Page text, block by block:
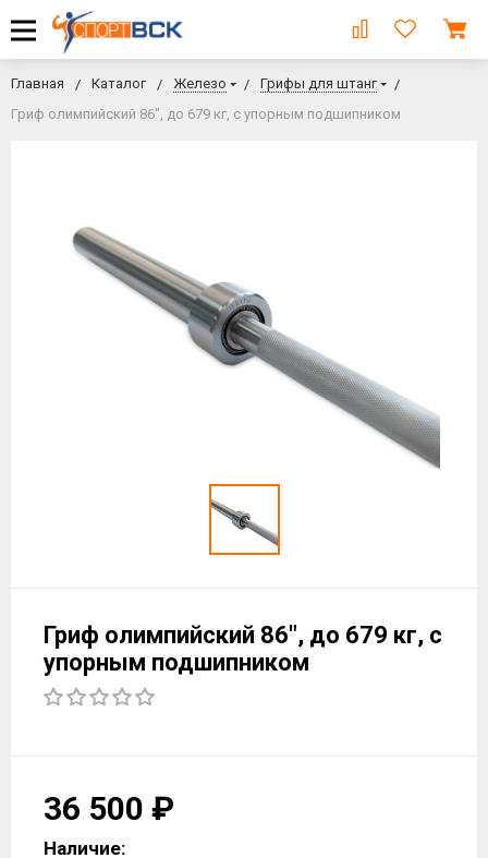
Главная Каталог Железо
Грифы для штанг
Гриф олимпийский 86", до 679 кг, с упорным подшипником
Гриф олимпийский 86", до 679 кг, с
упорным подшипником
36 500 ₽
Наличие: